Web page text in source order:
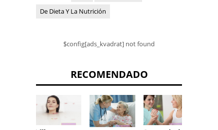
De Dieta Y La Nutrición
$config[ads_kvadrat] not found
RECOMENDADO